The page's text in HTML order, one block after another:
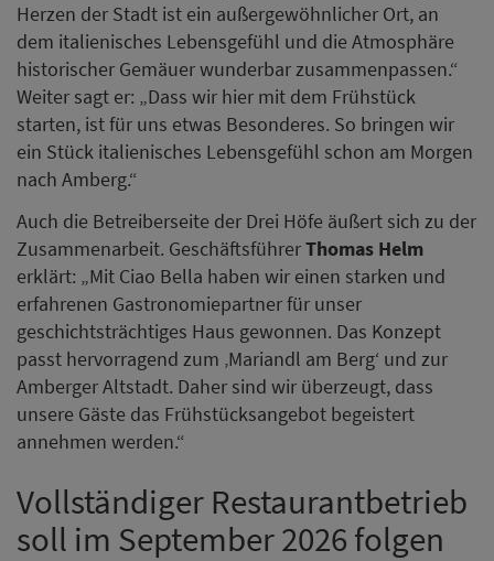
Herzen der Stadt ist ein außergewöhnlicher Ort, an
dem italienisches Lebensgefühl und die Atmosphäre
historischer Gemäuer wunderbar zusammenpassen.“
Weiter sagt er: „Dass wir hier mit dem Frühstück
starten, ist für uns etwas Besonderes. So bringen wir
ein Stück italienisches Lebensgefühl schon am Morgen
nach Amberg.“
Auch die Betreiberseite der Drei Höfe äußert sich zu der
Zusammenarbeit. GeschäftsführerThomas Helm
erklärt: „Mit Ciao Bella haben wir einen starken und
erfahrenen Gastronomiepartner für unser
geschichtsträchtiges Haus gewonnen. Das Konzept
passt hervorragend zum ‚Mariandl am Berg‘ und zur
Amberger Altstadt. Daher sind wir überzeugt, dass
unsere Gäste das Frühstücksangebot begeistert
annehmen werden.“
Vollständiger Restaurantbetrieb
soll im September 2026 folgen